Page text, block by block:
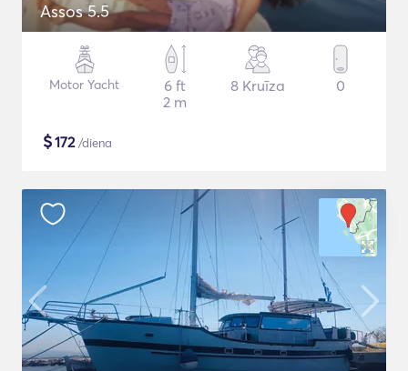
Assos 5.5
Motor Yacht
6 ft
2 m
8 Kruīza 0
$172/diena